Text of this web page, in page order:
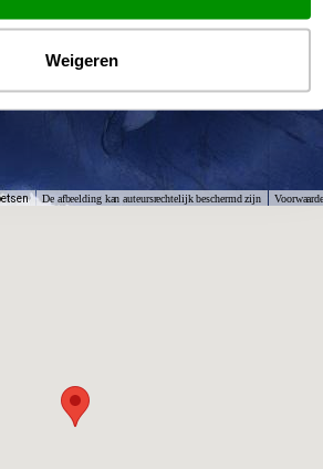
Weigeren
De afbeelding kan auteursrechtelijk beschermd zijn